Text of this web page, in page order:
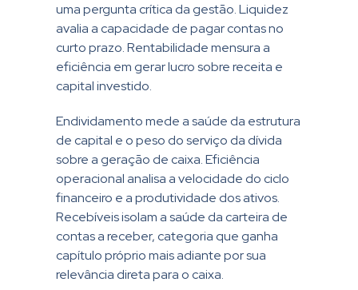
uma pergunta crítica da gestão. Liquidez
avalia a capacidade de pagar contas no
curto prazo. Rentabilidade mensura a
eficiência em gerar lucro sobre receita e
capital investido.
Endividamento mede a saúde da estrutura
de capital e o peso do serviço da dívida
sobre a geração de caixa. Eficiência
operacional analisa a velocidade do ciclo
financeiro e a produtividade dos ativos.
Recebíveis isolam a saúde da carteira de
contas a receber, categoria que ganha
capítulo próprio mais adiante por sua
relevância direta para o caixa.